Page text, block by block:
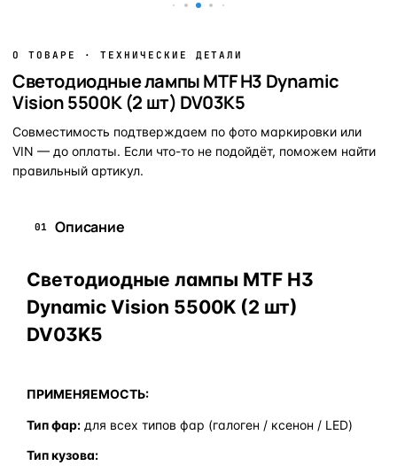
О ТОВАРЕ · ТЕХНИЧЕСКИЕ ДЕТАЛИ
Светодиодные лампы MTF H3 Dynamic
Vision 5500K (2 шт) DV03K5
Совместимость подтверждаем по фото маркировки или
VIN — до оплаты. Если что-то не подойдёт, поможем найти
правильный артикул.
01 Описание
Светодиодные лампы MTF H3
Dynamic Vision 5500K (2 шт)
DV03K5
ПРИМЕНЯЕМОСТЬ:
Тип фар: для всех типов фар (галоген / ксенон / LED)
Тип кузова: